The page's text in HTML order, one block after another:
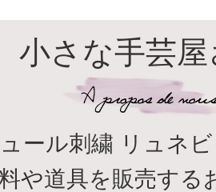
小さな手芸
ール刺繍 リュネビ
や道具を販売する